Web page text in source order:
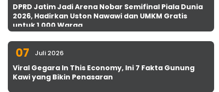
DPRD Jatim Jadi Arena Nobar Semifinal Piala Dunia
2026, Hadirkan Uston Nawawi dan UMKM Gratis
untuk 1.000 Warga
07 Juli 2026
Viral Gegara In This Economy, Ini 7 Fakta Gunung
Kawi yang Bikin Penasaran